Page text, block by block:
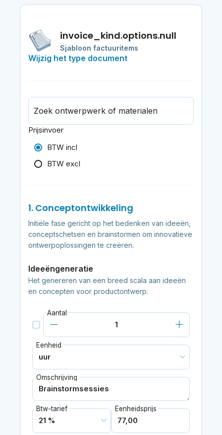
invoice_kind.options.null
Sjabloon factuuritems
Wijzig het type document
Zoek ontwerpwerk of materialen
Prijsinvoer
BTW incl
BTW excl
1. Conceptontwikkeling
Initiële fase gericht op het bedenken van ideeën,
conceptschetsen en brainstormen om innovatieve
ontwerpoplossingen te creëren.
Ideeëngeneratie
Het genereren van een breed scala aan ideeën
en concepten voor productontwerp.
Aantal
Eenheid
Omschrijving
Btw-tarief Eenheidsprijs